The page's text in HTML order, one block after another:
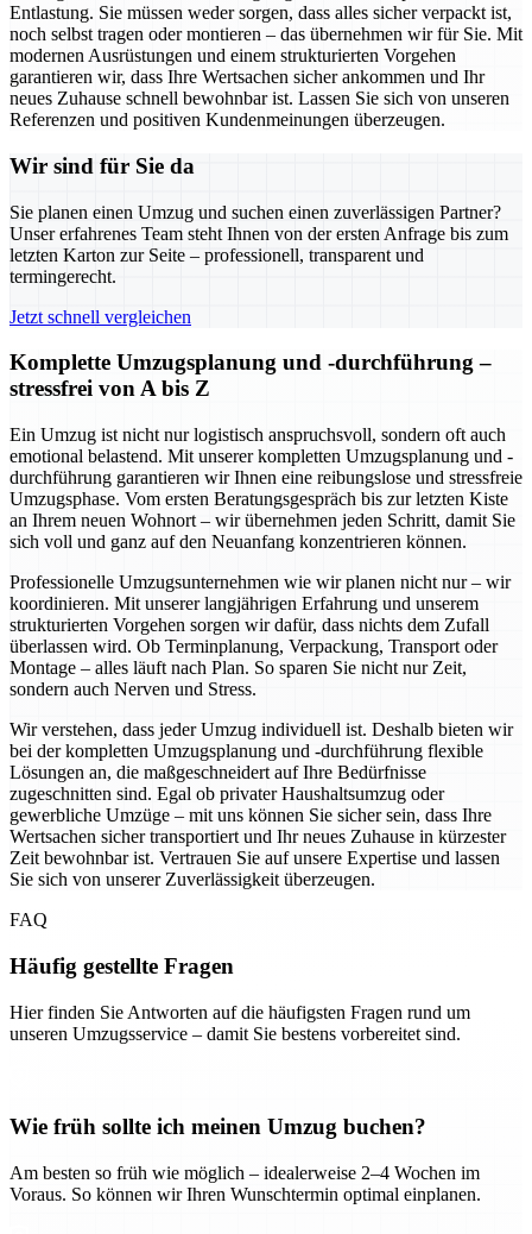
Entlastung. Sie müssen weder sorgen, dass alles sicher verpackt ist,
noch selbst tragen oder montieren – das übernehmen wir für Sie. Mit
modernen Ausrüstungen und einem strukturierten Vorgehen
garantieren wir, dass Ihre Wertsachen sicher ankommen und Ihr
neues Zuhause schnell bewohnbar ist. Lassen Sie sich von unseren
Referenzen und positiven Kundenmeinungen überzeugen.
Wir sind für Sie da
Sie planen einen Umzug und suchen einen zuverlässigen Partner?
Unser erfahrenes Team steht Ihnen von der ersten Anfrage bis zum
letzten Karton zur Seite – professionell, transparent und
termingerecht.
Jetzt schnell vergleichen
Komplette Umzugsplanung und -durchführung –
stressfrei von A bis Z
Ein Umzug ist nicht nur logistisch anspruchsvoll, sondern oft auch
emotional belastend. Mit unserer kompletten Umzugsplanung und -
durchführung garantieren wir Ihnen eine reibungslose und stressfreie
Umzugsphase. Vom ersten Beratungsgespräch bis zur letzten Kiste
an Ihrem neuen Wohnort – wir übernehmen jeden Schritt, damit Sie
sich voll und ganz auf den Neuanfang konzentrieren können.
Professionelle Umzugsunternehmen wie wir planen nicht nur – wir
koordinieren. Mit unserer langjährigen Erfahrung und unserem
strukturierten Vorgehen sorgen wir dafür, dass nichts dem Zufall
überlassen wird. Ob Terminplanung, Verpackung, Transport oder
Montage – alles läuft nach Plan. So sparen Sie nicht nur Zeit,
sondern auch Nerven und Stress.
Wir verstehen, dass jeder Umzug individuell ist. Deshalb bieten wir
bei der kompletten Umzugsplanung und -durchführung flexible
Lösungen an, die maßgeschneidert auf Ihre Bedürfnisse
zugeschnitten sind. Egal ob privater Haushaltsumzug oder
gewerbliche Umzüge – mit uns können Sie sicher sein, dass Ihre
Wertsachen sicher transportiert und Ihr neues Zuhause in kürzester
Zeit bewohnbar ist. Vertrauen Sie auf unsere Expertise und lassen
Sie sich von unserer Zuverlässigkeit überzeugen.
FAQ
Häufig gestellte Fragen
Hier finden Sie Antworten auf die häufigsten Fragen rund um
unseren Umzugsservice – damit Sie bestens vorbereitet sind.
Wie früh sollte ich meinen Umzug buchen?
Am besten so früh wie möglich – idealerweise 2–4 Wochen im
Voraus. So können wir Ihren Wunschtermin optimal einplanen.